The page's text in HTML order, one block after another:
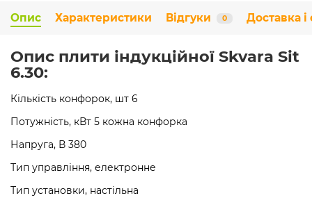
Опис Характеристики Відгуки 0 Доставка і
Опис плити індукційної Skvara Sit
6.30:
Кількість конфорок, шт 6
Потужність, кВт 5 кожна конфорка
Напруга, В 380
Тип управління, електронне
Тип установки, настільна